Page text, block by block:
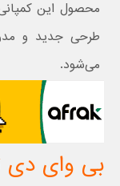
طرحی جدید و
می‌شود.
بی وای دی